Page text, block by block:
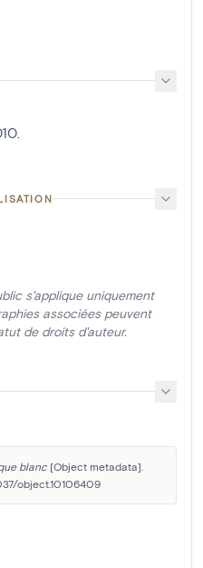
s'applique uniquement
associées peuvent
de droits d'auteur.
blanc [Object metadata].
object.10106409